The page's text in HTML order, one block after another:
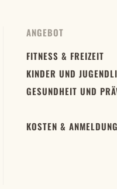
ANGEBOT
FITNESS & FREIZEIT
KINDER UND
GESUNDHEIT UND
KOSTEN & ANMELDUNG